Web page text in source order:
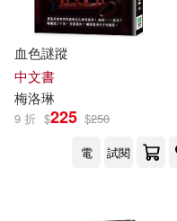
血色謎蹤
中文書
梅洛琳
9 折 $225 $250
電
試閱